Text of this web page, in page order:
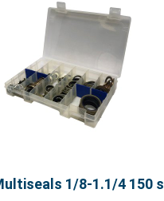
1/8-1.1/4 150